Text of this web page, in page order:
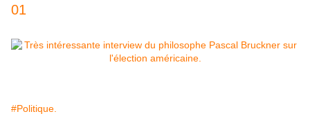
01
#Politique.